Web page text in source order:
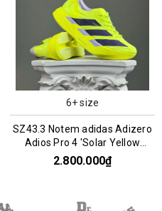
6+ size
SZ43.3 Notem adidas Adizero
Adios Pro 4 'Solar Yellow
Aurora Plum' JQ1690 076565
2.800.000₫